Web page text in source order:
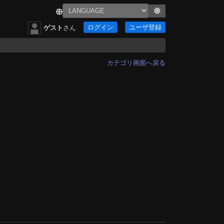
ゲスト さん ログイン ユーザ登録
カテゴリ画面へ戻る